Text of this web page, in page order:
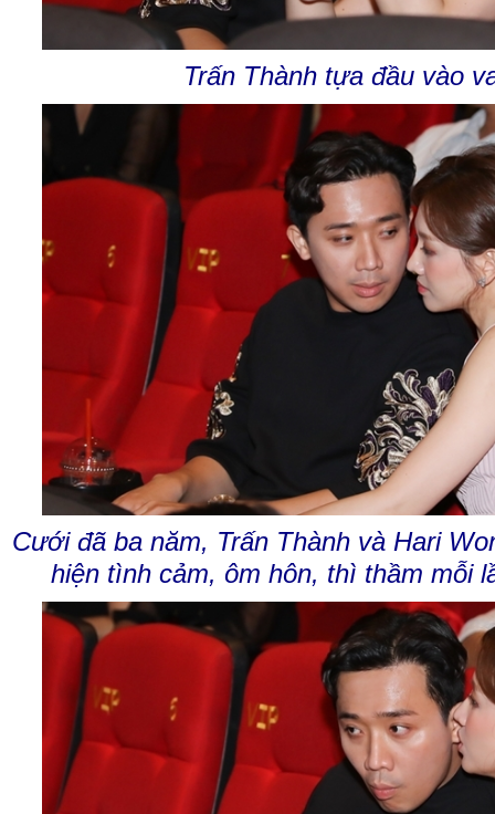
Trấn Thành tựa đầu vào
Cưới đã ba năm, Trấn Thành và Hari
hiện tình cảm, ôm hôn, thì thầm mỗi